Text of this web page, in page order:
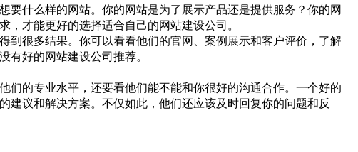
什么样的网站。你的网站是为了展示产品还是提供服务？你的网
才能更好的选择适合自己的网站建设公司。
很多结果。你可以看看他们的官网、案例展示和客户评价，了解
好的网站建设公司推荐。
的专业水平，还要看他们能不能和你很好的沟通合作。一个好的
议和解决方案。不仅如此，他们还应该及时回复你的问题和反